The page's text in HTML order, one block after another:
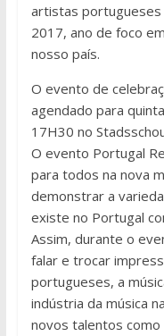
artistas
2017, ano de foco
nosso país.
O evento de
agendado para
17H30 no
O evento Portugal
para todos na nova
demonstrar a
existe no Portugal
Assim, durante o
falar e trocar
portugueses, a
indústria da música
novos talentos